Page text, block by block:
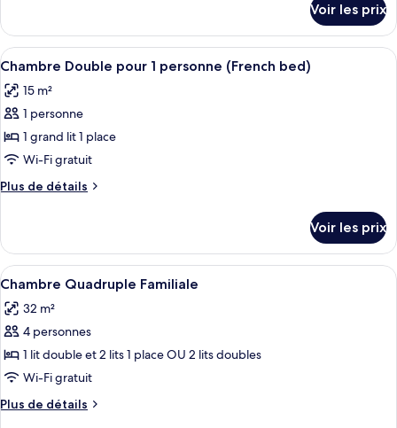
Chambre
Double
ou
avec
lits
jumeaux
le
type
de
Chambre
Double
avec
lits
Voir les prix
Afficher
toutes
les
photos
pour
ce
type
de
Chambre
Double
pour
1
personne
(French
bed)
Une chambre d’hôtel avec un
7
Chambre Double pour 1 personne (French bed)
15 m²
1 personne
1 grand lit 1 place
Wi-Fi gratuit
Plus de détails
Plus
le
type
de
Chambre
Double
personne
bed)
Voir les prix
Afficher
toutes
les
photos
pour
ce
type
de
Une chambre d’hôtel avec deux
6
Chambre Quadruple Familiale
32 m²
4 personnes
1 lit double et 2 lits 1 place OU 2 lits doubles
Wi-Fi gratuit
Plus de détails
Plus